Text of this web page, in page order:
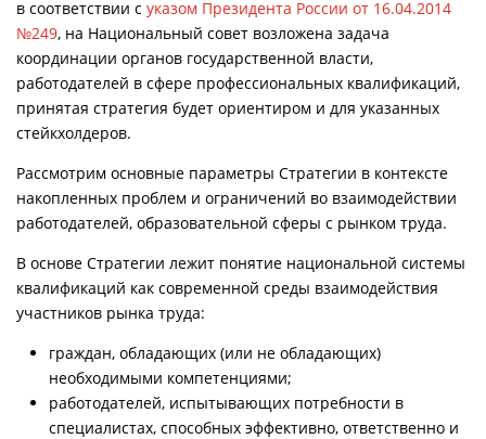
в соответствии с указом Президента России от 16.04.2014
№249, на Национальный совет возложена задача
координации органов государственной власти,
работодателей в сфере профессиональных квалификаций,
принятая стратегия будет ориентиром и для указанных
стейкхолдеров.
Рассмотрим основные параметры Стратегии в контексте
накопленных проблем и ограничений во взаимодействии
работодателей, образовательной сферы с рынком труда.
В основе Стратегии лежит понятие национальной системы
квалификаций как современной среды взаимодействия
участников рынка труда:
граждан, обладающих (или не обладающих)
необходимыми компетенциями;
работодателей, испытывающих потребности в
специалистах, способных эффективно, ответственно и